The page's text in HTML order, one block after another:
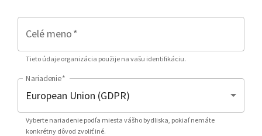
Celé meno*
Tieto údaje organizácia použije na vašu identifikáciu.
Nariadenie*
Vyberte nariadenie podľa miesta vášho bydliska, pokiaľ nemáte
konkrétny dôvod zvoliť iné.